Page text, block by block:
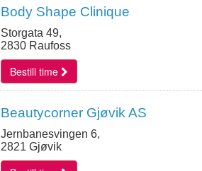
Body Shape Clinique
Storgata 49,
2830 Raufoss
Bestill time
Beautycorner Gjøvik AS
Jernbanesvingen 6,
2821 Gjøvik